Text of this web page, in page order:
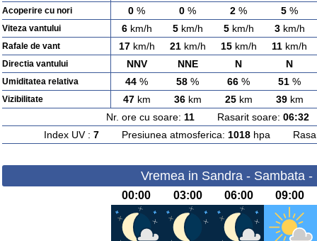
Acoperire cu nori 0 % 0 % 2 % 5 %
Viteza vantului 6km/h 5km/h 5km/h 3km/h
Rafale de vant 17km/h 21km/h 15km/h 11 km/h
Directia vantului NNV NNE N N
Umiditatea relativa 44 % 58 % 66 % 51 %
Vizibilitate 47km 36km 25km 39km
Nr. ore cu soare: 11 Rasarit soare: 06:32
Index UV : 7Presiunea atmosferica: 1018hpa
Vremea in Sandra - Sambata -
00:00 03:00 06:00 09:00